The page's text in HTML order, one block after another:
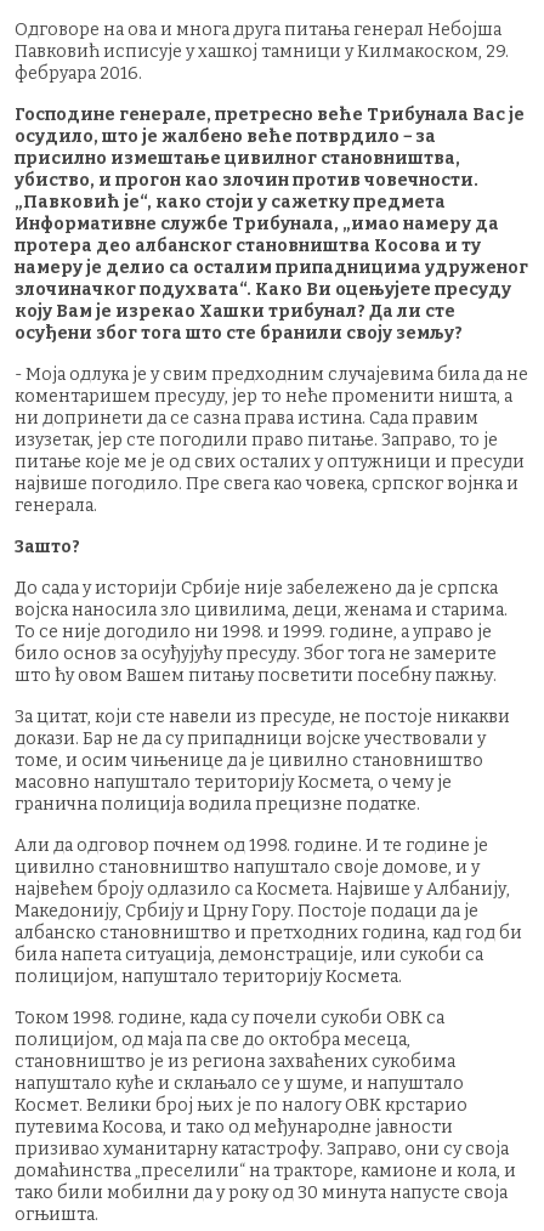
Одговоре на ова и многа друга питања генерал Небојша
Павковић исписује у хашкој тамници у Килмакоском, 29.
фебруара 2016.
Господине генерале, претресно веће Трибунала Вас је
осудило, што је жалбено веће потврдило − за
присилно измештање цивилног становништва,
убиство, и прогон као злочин против човечности.
„Павковић је“, како стоји у сажетку предмета
Информативне службе Трибунала, „имао намеру да
протера део албанског становништва Косова и ту
намеру је делио са осталим припадницима удруженог
злочиначког подухвата“. Како Ви оцењујете пресуду
коју Вам је изрекао Хашки трибунал? Да ли сте
осуђени због тога што сте бранили своју земљу?
- Моја одлука је у свим предходним случајевима била да не
коментаришем пресуду, јер то неће променити ништа, а
ни допринети да се сазна права истина. Сада правим
изузетак, јер сте погодили право питање. Заправо, то је
питање које ме је од свих осталих у оптужници и пресуди
највише погодило. Пре свега као човека, српског војнка и
генерала.
Зашто?
До сада у историји Србије није забележено да је српска
војска наносила зло цивилима, деци, женама и старима.
То се није догодило ни 1998. и 1999. године, а управо је
било основ за осуђујућу пресуду. Због тога не замерите
што ћу овом Вашем питању посветити посебну пажњу.
За цитат, који сте навели из пресуде, не постоје никакви
докази. Бар не да су припадници војске учествовали у
томе, и осим чињенице да је цивилно становништво
масовно напуштало територију Космета, о чему је
гранична полиција водила прецизне податке.
Али да одговор почнем од 1998. године. И те године је
цивилно становништво напуштало своје домове, и у
највећем броју одлазило са Космета. Највише у Албанију,
Македонију, Србију и Црну Гору. Постоје подаци да је
албанско становништво и претходних година, кад год би
била напета ситуација, демонстрације, или сукоби са
полицијом, напуштало територију Космета.
Током 1998. године, када су почели сукоби ОВК са
полицијом, од маја па све до октобра месеца,
становништво је из региона захваћених сукобима
напуштало куће и склањало се у шуме, и напуштало
Космет. Велики број њих је по налогу ОВК крстарио
путевима Косова, и тако од међународне јавности
призивао хуманитарну катастрофу. Заправо, они су своја
домаћинства „преселили“ на тракторе, камионе и кола, и
тако били мобилни да у року од 30 минута напусте своја
огњишта.